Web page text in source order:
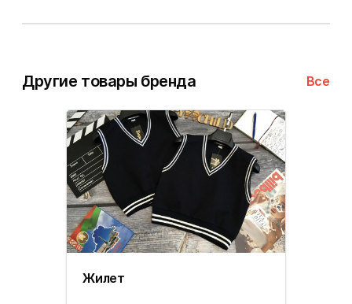
Другие товары бренда Все
Жилет